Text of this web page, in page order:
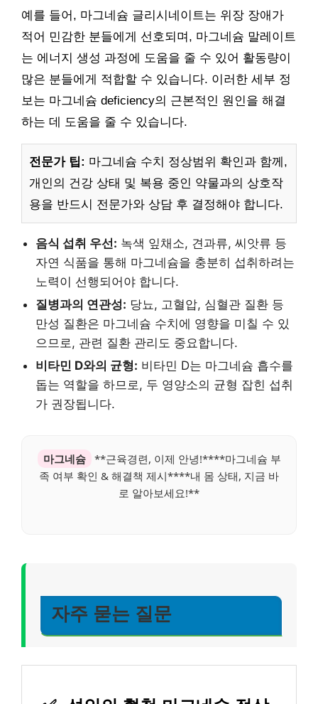
예를 들어, 마그네슘 글리시네이트는 위장 장애가
적어 민감한 분들에게 선호되며, 마그네슘 말레이트
는 에너지 생성 과정에 도움을 줄 수 있어 활동량이
많은 분들에게 적합할 수 있습니다. 이러한 세부 정
보는 마그네슘 deficiency의 근본적인 원인을 해결
하는 데 도움을 줄 수 있습니다.
전문가 팁: 마그네슘 수치 정상범위 확인과 함께,
개인의 건강 상태 및 복용 중인 약물과의 상호작
용을 반드시 전문가와 상담 후 결정해야 합니다.
음식 섭취 우선: 녹색 잎채소, 견과류, 씨앗류 등
자연 식품을 통해 마그네슘을 충분히 섭취하려는
노력이 선행되어야 합니다.
질병과의 연관성: 당뇨, 고혈압, 심혈관 질환 등
만성 질환은 마그네슘 수치에 영향을 미칠 수 있
으므로, 관련 질환 관리도 중요합니다.
비타민 D와의 균형: 비타민 D는 마그네슘 흡수를
돕는 역할을 하므로, 두 영양소의 균형 잡힌 섭취
가 권장됩니다.
마그네슘
**근육경련, 이제 안녕!****마그네슘 부
족 여부 확인 & 해결책 제시****내 몸 상태, 지금 바
로 알아보세요!**
자주 묻는 질문